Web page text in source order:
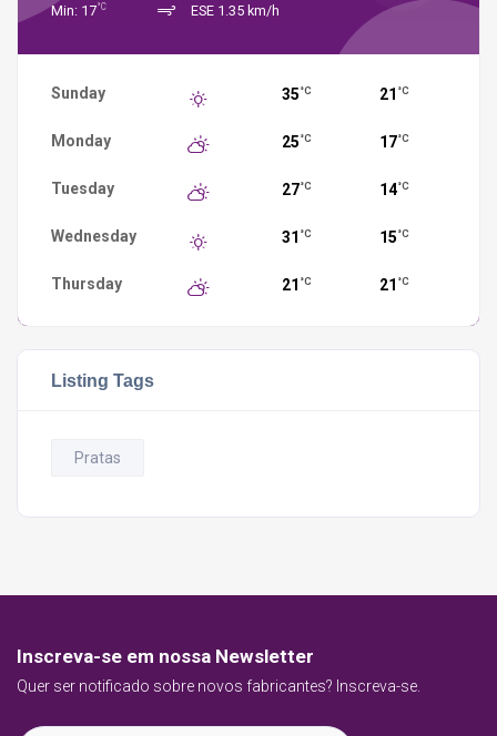
Min: 17°C
ESE 1.35 km/h
Sunday 35 °C 21 °C
Monday 25 °C 17°C
Tuesday 27°C 14°C
Wednesday 31 °C 15 °C
Thursday 21 °C 21 °C
Listing Tags
Pratas
Inscreva-se em nossa Newsletter
Quer ser notificado sobre novos fabricantes? Inscreva-se.